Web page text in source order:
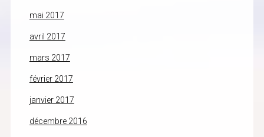
mai 2017
avril 2017
mars 2017
février 2017
janvier 2017
décembre 2016